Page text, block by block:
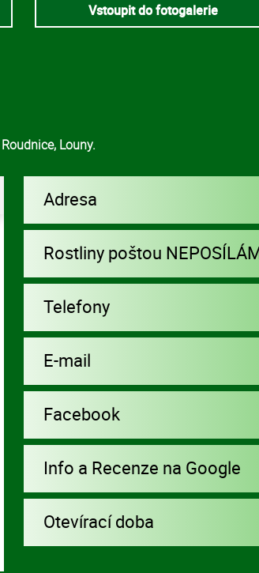
Vstoupit do fotogalerie
Louny.
Adresa
Rostliny poštou
Telefony
E-mail
Facebook
Info a Recenze na Google
Otevírací doba